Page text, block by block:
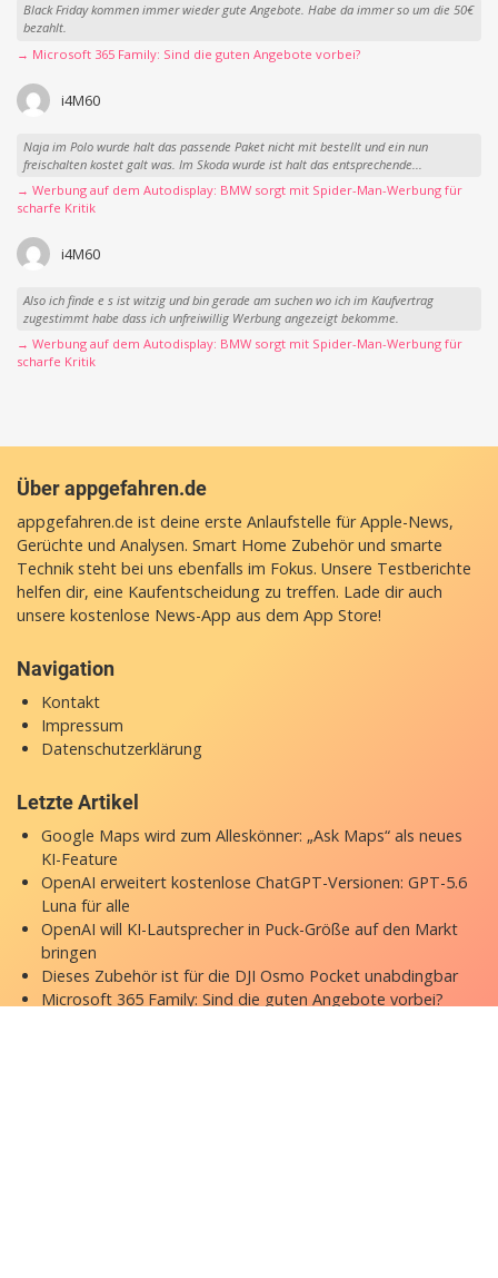
Black Friday kommen immer wieder gute Angebote. Habe da immer so um die 50€
bezahlt.
→ Microsoft 365 Family: Sind die guten Angebote vorbei?
i4M60
Naja im Polo wurde halt das passende Paket nicht mit bestellt und ein nun
freischalten kostet galt was. Im Skoda wurde ist halt das entsprechende...
→ Werbung auf dem Autodisplay: BMW sorgt mit Spider-Man-Werbung für
scharfe Kritik
i4M60
Also ich finde e s ist witzig und bin gerade am suchen wo ich im Kaufvertrag
zugestimmt habe dass ich unfreiwillig Werbung angezeigt bekomme.
→ Werbung auf dem Autodisplay: BMW sorgt mit Spider-Man-Werbung für
scharfe Kritik
Über appgefahren.de
appgefahren.de ist deine erste Anlaufstelle für Apple-News,
Gerüchte und Analysen. Smart Home Zubehör und smarte
Technik steht bei uns ebenfalls im Fokus. Unsere Testberichte
helfen dir, eine Kaufentscheidung zu treffen. Lade dir auch
unsere kostenlose News-App aus dem App Store!
Navigation
Kontakt
Impressum
Datenschutzerklärung
Letzte Artikel
Google Maps wird zum Alleskönner: „Ask Maps“ als neues
KI-Feature
OpenAI erweitert kostenlose ChatGPT-Versionen: GPT-5.6
Luna für alle
OpenAI will KI-Lautsprecher in Puck-Größe auf den Markt
bringen
Dieses Zubehör ist für die DJI Osmo Pocket unabdingbar
Microsoft 365 Family: Sind die guten Angebote vorbei?